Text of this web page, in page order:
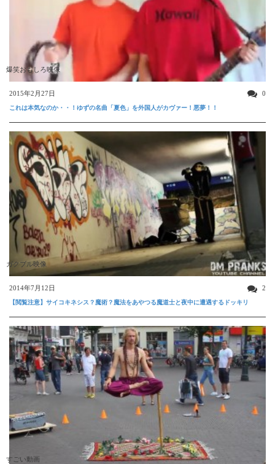
爆笑おもしろ映像
2015年2月27日 0
これは本気なのか・・！ゆずの名曲「夏色」を外国人がカヴァー！悪夢！！
ガクブル映像
2014年7月12日 2
【閲覧注意】サイコキネシス？魔術？魔法をあやつる魔道士と夜中に遭遇するドッキリ
すごい動画